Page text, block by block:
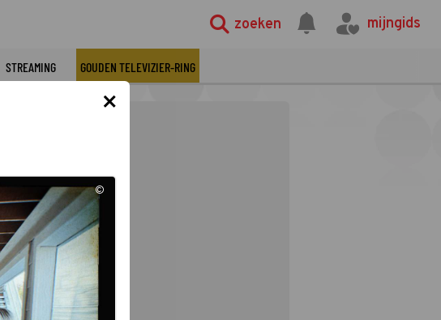
zoeken mijngids
STREAMING GOUDEN TELEVIZIER-RING
×
©